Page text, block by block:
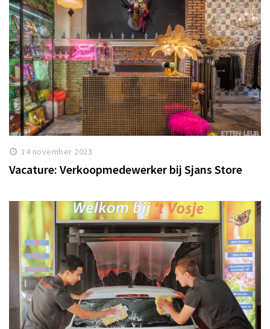
Toeristische routes
Natuurgebieden
Baroniepoorten
Sport
Andere City Apps
Inloggen
14 november 2023
Vacature: Verkoopmedewerker bij Sjans Store